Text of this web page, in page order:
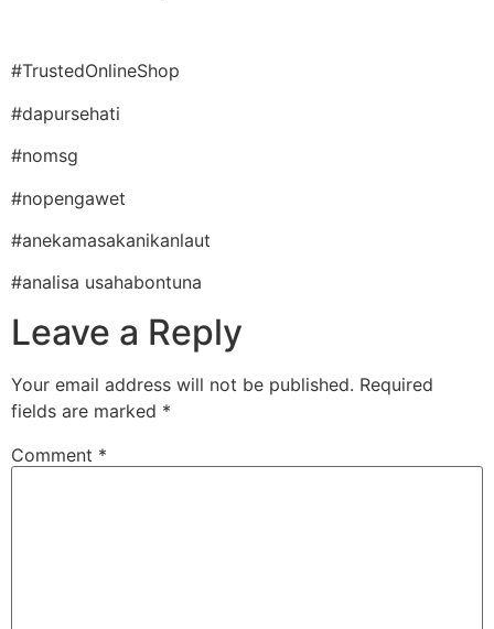
#TrustedOnlineShop
#dapursehati
#nomsg
#nopengawet
#anekamasakanikanlaut
#analisa usahabontuna
Leave a Reply
Your email address will not be published. Required
fields are marked *
Comment *